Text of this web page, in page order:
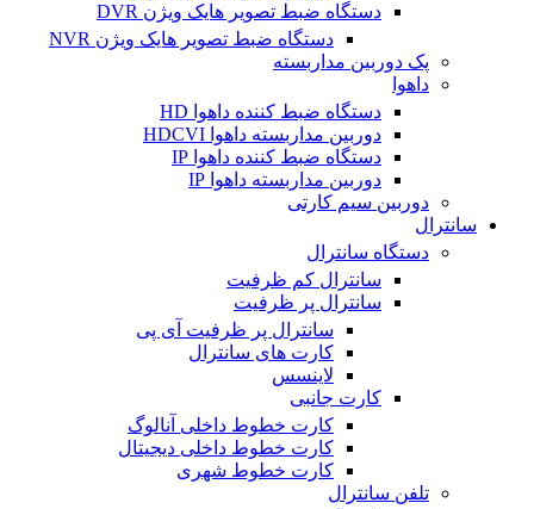
دستگاه ضبط تصویر هایک ویژن DVR
دستگاه ضبط تصویر هایک ویژن NVR
پک دوربین مداربسته
داهوا
دستگاه ضبط کننده داهوا HD
دوربین مداربسته داهوا HDCVI
دستگاه ضبط کننده داهوا IP
دوربین مداربسته داهوا IP
دوربین سیم کارتی
سانترال
دستگاه سانترال
سانترال کم ظرفیت
سانترال پر ظرفیت
سانترال پر ظرفیت آی پی
کارت های سانترال
لاینسس
کارت جانبی
کارت خطوط داخلی آنالوگ
کارت خطوط داخلی دیجیتال
کارت خطوط شهری
تلفن سانترال